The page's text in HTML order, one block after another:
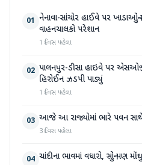
01 નેનાવા-સાંચોર હાઈવે પર ખાડાઓનું
વાહનચાલકો પરેશાન
1 દિવસ પહેલા
02 પાલનપુર-ડીસા હાઇવે પર
હિરોઈન ઝડપી પાડ્યું
1 દિવસ પહેલા
03 આજે આ રાજ્યોમાં ભારે પવન
3 દિવસ પહેલા
04 ચાંદીના ભાવમાં વધારો, સોનું પણ